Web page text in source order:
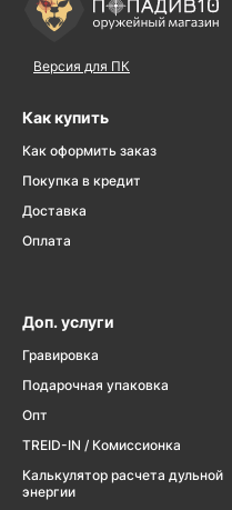
Версия для ПК
Как купить
Как оформить заказ
Покупка в кредит
Доставка
Оплата
Доп. услуги
Гравировка
Подарочная упаковка
Опт
TREID-IN / Комиссионка
Калькулятор расчета дульной
энергии